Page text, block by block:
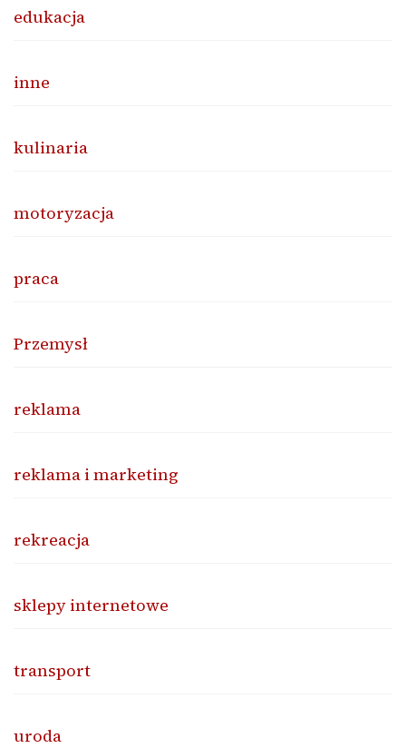
edukacja
inne
kulinaria
motoryzacja
praca
Przemysł
reklama
reklama i marketing
rekreacja
sklepy internetowe
transport
uroda